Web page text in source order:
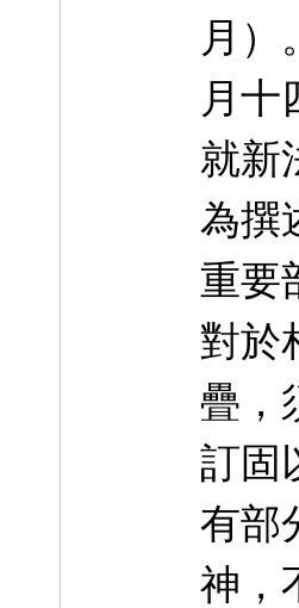
月）
月十
就新
為撰
重要
對於
疊，
訂固
有部
神，